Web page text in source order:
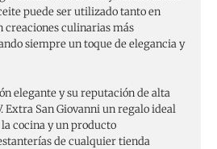
puede ser utilizado tanto en
creaciones culinarias más
siempre un toque de elegancia y
elegante y su reputación de alta
Extra San Giovanni un regalo ideal
cocina y un producto
de cualquier tienda